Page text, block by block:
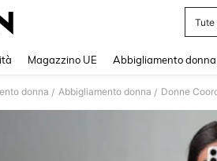
Tute
Magazzino UE Abbigliamento donna
donna / Abbigliamento donna / Donne